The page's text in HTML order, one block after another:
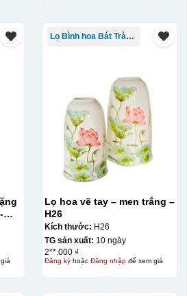
để tạo ra Decal Bước 2: Dán
3: Cho vào lò nung ở nhiệt độ
1: Tạo ra DECALĐể tạo ra decal
sứ, xưởng in sẽ in lên 1 loại
thước logo được căn chỉnh theo
không bị nhỏ hoặc to quá
Lọ Bình hoa Bát Tràng in logo
Lọ hoa vẽ tay – men trắng –
H26
Kích thước: H26
TG sản xuất: 10 ngày
2**.000 ₫
Đăng kýhoặc Đăng nhậpđể xem giá